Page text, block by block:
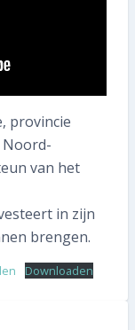
provincie
Noord-
van het
in zijn
brengen.
Downloaden